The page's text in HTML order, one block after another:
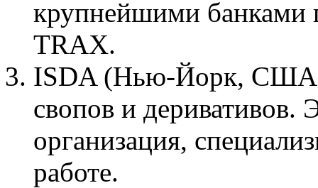
крупнейшими банками
TRAX.
ISDA (Нью-Йорк, США)
свопов и деривативов.
организация,
работе.